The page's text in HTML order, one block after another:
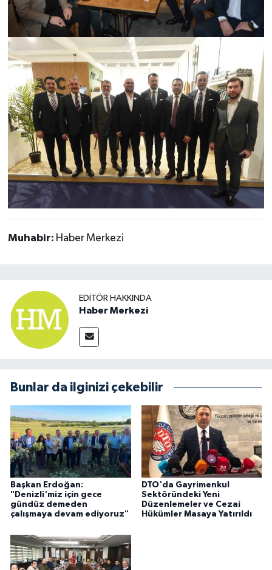
Muhabir: Haber Merkezi
EDITÖR HAKKINDA
Haber Merkezi
Bunlar da ilginizi çekebilir
Başkan Erdoğan:
"Denizli'miz için gece
gündüz demeden
çalışmaya devam ediyoruz"
DTO'da Gayrimenkul
Sektöründeki Yeni
Düzenlemeler ve Cezai
Hükümler Masaya Yatırıldı